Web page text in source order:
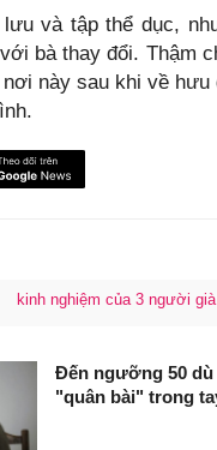
và tập thể dục,
bà thay đổi. Thậm
nơi này sau khi về
kinh nghiệm của 3 người già
Đến ngưỡng 50 dù
"quân bài" trong